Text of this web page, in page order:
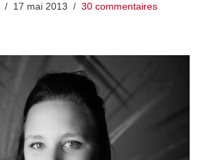
17 mai 2013 30 commentaires